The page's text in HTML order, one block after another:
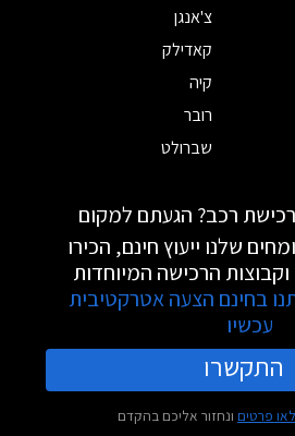
צ'אנגן
קאדילק
קיה
רובר
שברולט
רכב? הגעתם למקום
שלנו ייעוץ חינם, הכירו
הרכישה המיוחדות
בחינם הצעה אטרקטיבית
עכשיו
התקשרו
פרטים ונחזור אליכם בהקדם